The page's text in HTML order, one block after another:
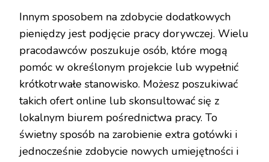
Innym sposobem na zdobycie dodatkowych
pieniędzy jest podjęcie pracy dorywczej. Wielu
pracodawców poszukuje osób, które mogą
pomóc w określonym projekcie lub wypełnić
krótkotrwałe stanowisko. Możesz poszukiwać
takich ofert online lub skonsultować się z
lokalnym biurem pośrednictwa pracy. To
świetny sposób na zarobienie extra gotówki i
jednocześnie zdobycie nowych umiejętności i